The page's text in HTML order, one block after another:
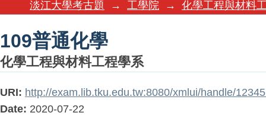
淡江大學考古題 → 工學院 → 化學工程與材料
109普通化學
化學工程與材料工程學系
URI: http://exam.lib.tku.edu.tw:8080/xmlui/handle/
Date: 2020-07-22